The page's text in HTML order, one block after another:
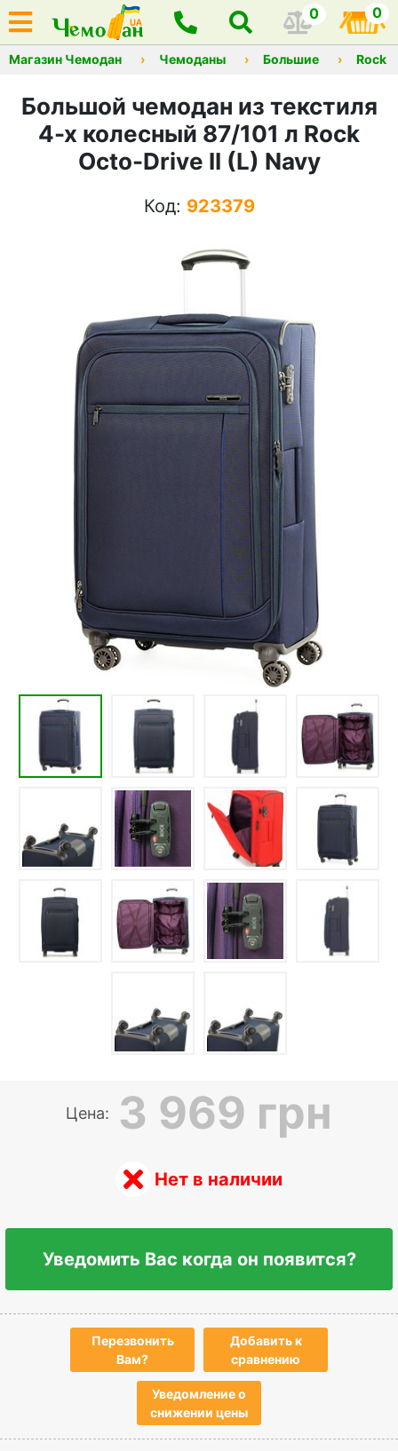
0 0
Магазин Чемодан Чемоданы Большие Rock
Большой чемодан из текстиля
4-х колесный 87/101 л Rock
Octo-Drive II (L) Navy
Код: 923379
Цена: 3 969 грн
Нет в наличии
Уведомить Вас когда он появится?
Перезвонить
Вам?
Добавить к
сравнению
Уведомление о
снижении цены